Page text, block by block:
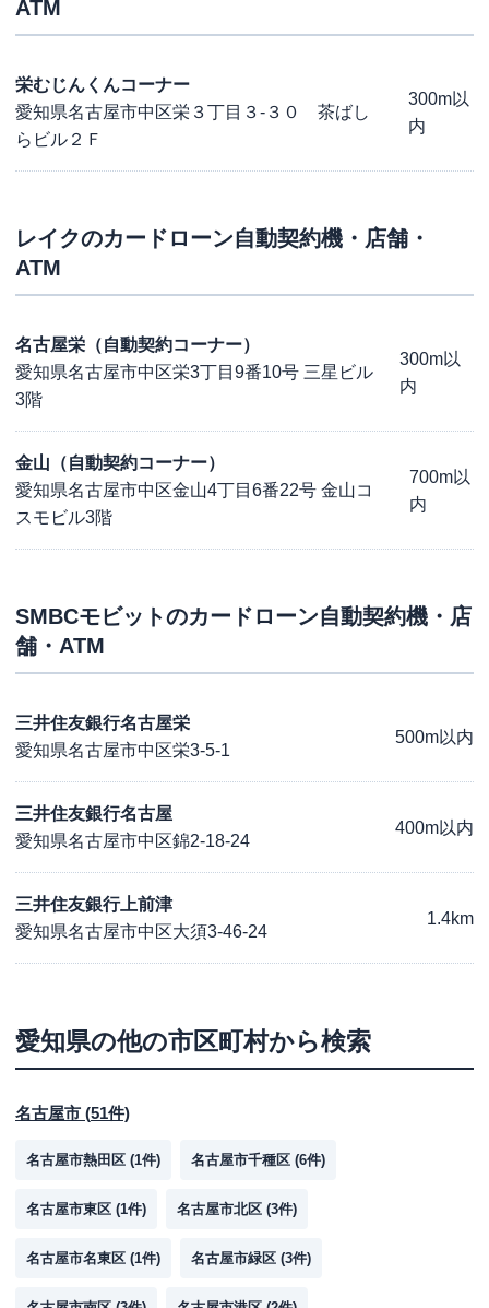
ATM
栄むじんくんコーナー
愛知県名古屋市中区栄３丁目３-３０ 茶ばし
らビル２Ｆ
300m以
内
レイクのカードローン自動契約機・店舗・
ATM
名古屋栄（自動契約コーナー）
愛知県名古屋市中区栄3丁目9番10号 三星ビル
3階
300m以
内
金山（自動契約コーナー）
愛知県名古屋市中区金山4丁目6番22号 金山コ
スモビル3階
700m以
内
SMBCモビットのカードローン自動契約機・店
舗・ATM
三井住友銀行名古屋栄
愛知県名古屋市中区栄3-5-1
500m以内
三井住友銀行名古屋
愛知県名古屋市中区錦2-18-24
400m以内
三井住友銀行上前津
愛知県名古屋市中区大須3-46-24
1.4km
愛知県の他の市区町村から検索
名古屋市 (51件)
名古屋市熱田区 (1件) 名古屋市千種区 (6件)
名古屋市東区 (1件) 名古屋市北区 (3件)
名古屋市名東区 (1件) 名古屋市緑区 (3件)